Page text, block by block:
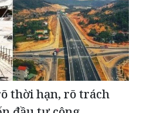
thời hạn, rõ trách
đầu tư công